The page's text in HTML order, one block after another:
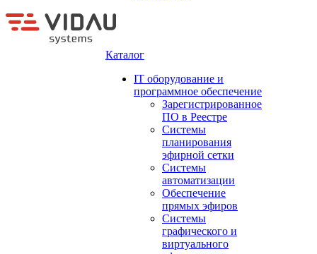
Каталог
IT оборудование и
программное обеспечение
Зарегистрированное
ПО в Реестре
Системы
планирования
эфирной сетки
Системы
автоматизации
Обеспечение
прямых эфиров
Системы
графического и
виртуального